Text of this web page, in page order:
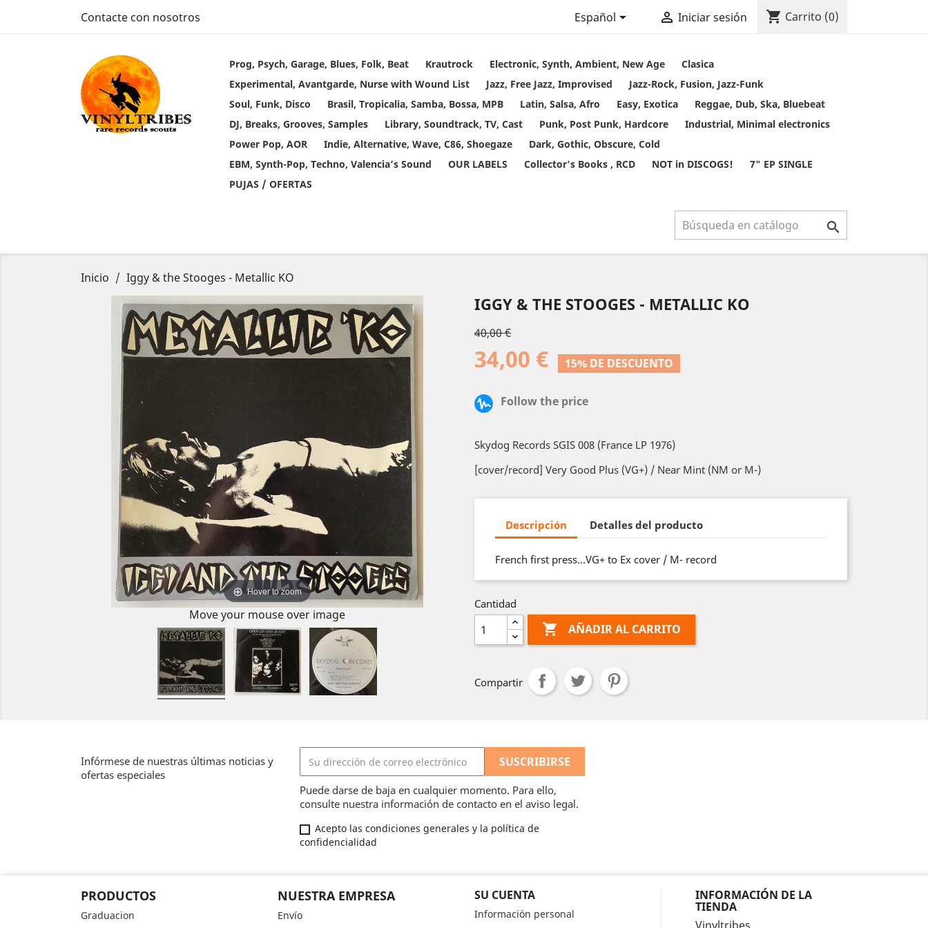
Contacte con nosotros Español  Iniciar sesión shopping_cart Carrito (0)
Prog, Psych, Garage, Blues, Folk, Beat Krautrock Electronic, Synth, Ambient, New Age
Clasica
Experimental, Avantgarde, Nurse with Wound List
Jazz, Free Jazz, Improvised
Jazz-Rock, Fusion, Jazz-Funk
Soul, Funk, Disco
Brasil, Tropicalia, Samba, Bossa, MPB Latin, Salsa, Afro Easy, Exotica
Reggae, Dub, Ska, Bluebeat
DJ, Breaks, Grooves, Samples
Library, Soundtrack, TV, Cast Punk, Post Punk, Hardcore
Industrial, Minimal electronics
Power Pop, AOR
Indie, Alternative, Wave, C86, Shoegaze
Dark, Gothic, Obscure, Cold
EBM, Synth-Pop, Techno, Valencia’s Sound
OUR LABELS Collector's Books , RCD NOT in DISCOGS!
7" EP SINGLE
PUJAS / OFERTAS

Inicio Iggy & the Stooges - Metallic KO
Hover to zoom
Move your mouse over image
IGGY & THE STOOGES - METALLIC KO
40,00 €
34,00 € 15% DE DESCUENTO
Follow the price
Skydog Records SGIS 008 (France LP 1976)
[cover/record] Very Good Plus (VG+) / Near Mint (NM or M-)
Descripción Detalles del producto
French first press...VG+ to Ex cover / M- record
Cantidad
 AÑADIR AL CARRITO
Compartir
Infórmese de nuestras últimas noticias y
ofertas especiales
Puede darse de baja en cualquier momento. Para ello,
consulte nuestra información de contacto en el aviso legal.
Acepto las condiciones generales y la política de
confidencialidad
PRODUCTOS
Graduacion
NUESTRA EMPRESA
Envío
SU CUENTA
Información personal
INFORMACIÓN DE LA
TIENDA